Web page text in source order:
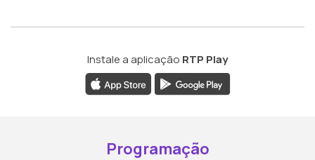
Instale a aplicação RTP Play
Programação